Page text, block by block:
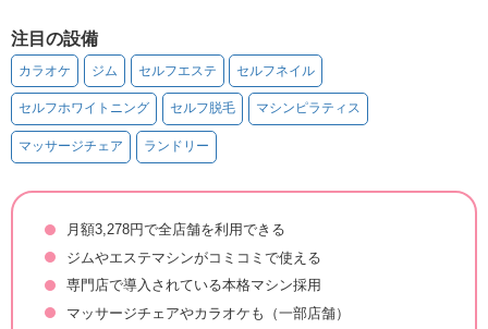
注目の設備
カラオケ ジム セルフエステ セルフネイル
セルフホワイトニング セルフ脱毛 マシンピラティス
マッサージチェア ランドリー
月額3,278円で全店舗を利用できる
ジムやエステマシンがコミコミで使える
専門店で導入されている本格マシン採用
マッサージチェアやカラオケも（一部店舗）